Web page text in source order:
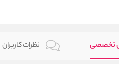
تخصصی نظرات کاربران